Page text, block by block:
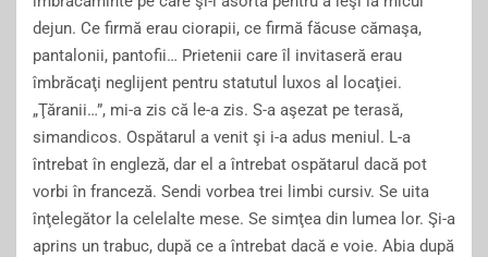
dejun. Ce firmă erau ciorapii, ce firmă făcuse cămaşa,
pantalonii, pantofii… Prietenii care îl invitaseră erau
îmbrăcaţi neglijent pentru statutul luxos al locaţiei.
„Ţăranii…”, mi-a zis că le-a zis. S-a aşezat pe terasă,
simandicos. Ospătarul a venit şi i-a adus meniul. L-a
întrebat în engleză, dar el a întrebat ospătarul dacă pot
vorbi în franceză. Sendi vorbea trei limbi cursiv. Se uita
înţelegător la celelalte mese. Se simţea din lumea lor. Şi-a
aprins un trabuc, după ce a întrebat dacă e voie. Abia după